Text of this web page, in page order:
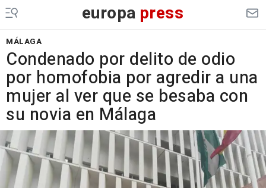
europa press
MÁLAGA
Condenado por delito de odio
por homofobia por agredir a una
mujer al ver que se besaba con
su novia en Málaga